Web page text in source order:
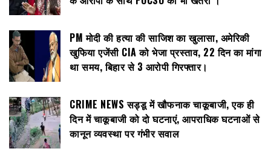
PM मोदी की हत्या की साजिश का खुलासा, अमेरिकी
खुफिया एजेंसी CIA को भेजा प्रस्ताव, 22 दिन का मांगा
था समय, बिहार से 3 आरोपी गिरफ्तार।
CRIME NEWS सड्डू में खौफनाक चाकूबाजी, एक ही
दिन में चाकूबाजी को दो घटनाएं, आपराधिक घटनाओं से
कानून व्यवस्था पर गंभीर सवाल